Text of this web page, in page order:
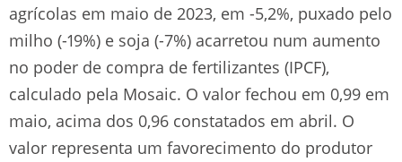
agrícolas em maio de 2023, em -5,2%, puxado pelo
milho (-19%) e soja (-7%) acarretou num aumento
no poder de compra de fertilizantes (IPCF),
calculado pela Mosaic. O valor fechou em 0,99 em
maio, acima dos 0,96 constatados em abril. O
valor representa um favorecimento do produtor